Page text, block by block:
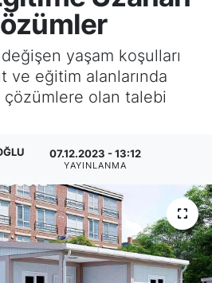
yaşam koşulları
ve eğitim alanlarında
olan talebi
07.12.2023 - 13:12
YAYINLANMA
(Arşiv)